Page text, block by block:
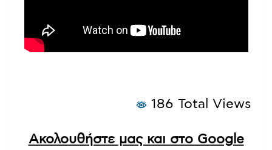
186 Total Views
Ακολουθήστε μας και στο Google